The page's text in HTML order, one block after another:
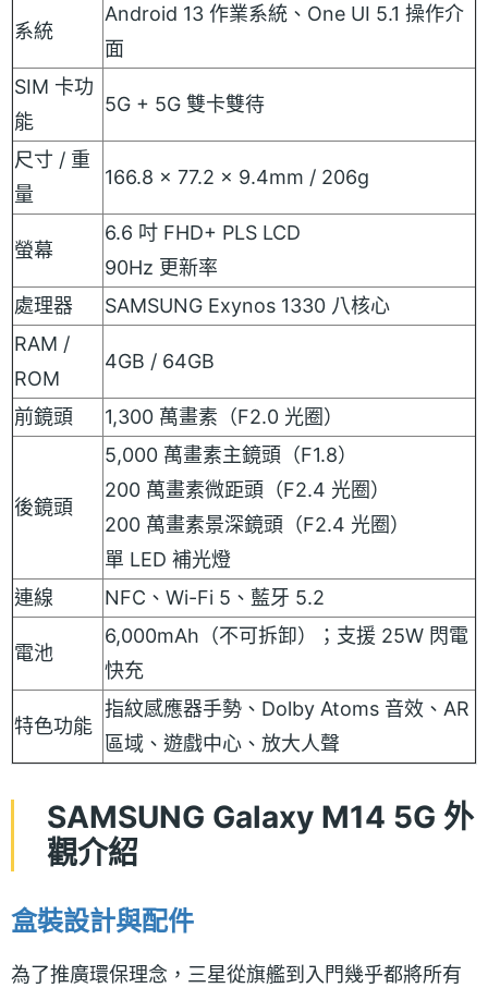
系統
Android 13 作業系統、One UI 5.1 操作介
面
SIM 卡功
能
5G + 5G 雙卡雙待
尺寸 / 重
量
166.8 x 77.2 x 9.4mm / 206g
螢幕
6.6 吋 FHD+ PLS LCD
90Hz 更新率
處理器
SAMSUNG Exynos 1330 八核心
RAM /
ROM
4GB / 64GB
前鏡頭 1,300 萬畫素（F2.0 光圈）
後鏡頭
5,000 萬畫素主鏡頭（F1.8）
200 萬畫素微距頭（F2.4 光圈）
200 萬畫素景深鏡頭（F2.4 光圈）
單 LED 補光燈
連線
NFC、Wi-Fi 5、藍牙 5.2
電池
6,000mAh（不可拆卸）；支援 25W 閃電
快充
特色功能
指紋感應器手勢、Dolby Atoms 音效、AR
區域、遊戲中心、放大人聲
SAMSUNG Galaxy M14 5G 外
觀介紹
盒裝設計與配件
為了推廣環保理念，三星從旗艦到入門幾乎都將所有